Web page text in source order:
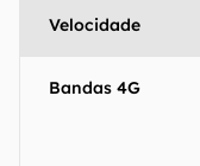
Velocidade
Bandas 4G